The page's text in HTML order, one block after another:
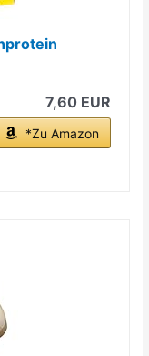
7,60 EUR
*Zu Amazon